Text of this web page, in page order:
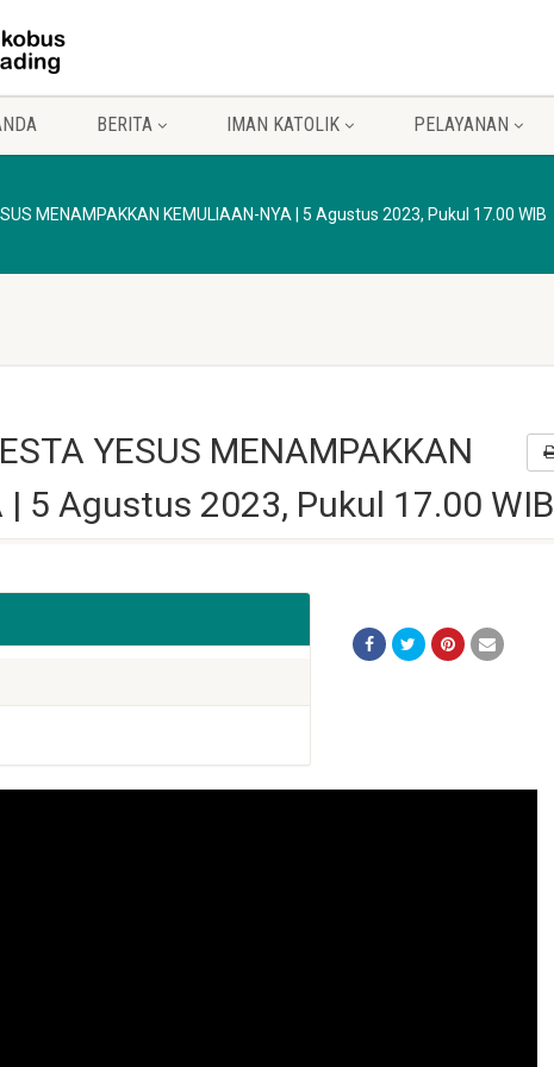
BERITA IMAN KATOLIK PELAYANAN
MENAMPAKKAN KEMULIAAN-NYA | 5 Agustus 2023, Pukul 17.00 WIB
YESUS MENAMPAKKAN
| 5 Agustus 2023, Pukul 17.00 WIB